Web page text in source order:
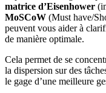
matrice d’Eisenhower
MoSCoW (Must have/
peuvent vous aider à
de manière optimale.
Cela permet de se
la dispersion sur des
le gage d’une meilleure